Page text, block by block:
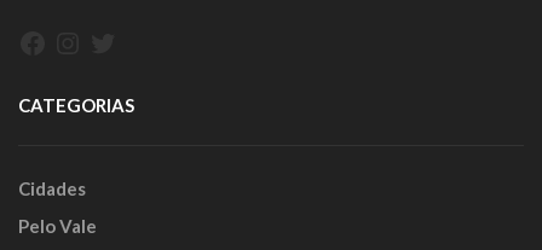
CATEGORIAS
Cidades
Pelo Vale